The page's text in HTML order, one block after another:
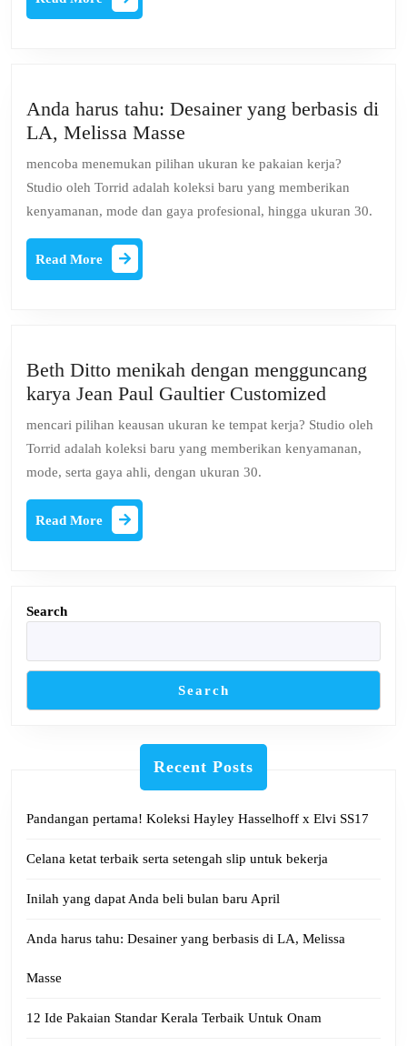
More
Anda harus tahu: Desainer yang berbasis di
LA, Melissa Masse
harus
tahu:
Desainer
yang
mencoba menemukan pilihan ukuran ke pakaian kerja?
Studio oleh Torrid adalah koleksi baru yang memberikan
kenyamanan, mode dan gaya profesional, hingga ukuran 30.
Read More
More
Beth Ditto menikah dengan mengguncang
karya Jean Paul Gaultier Customized
Ditto
mencari pilihan keausan ukuran ke tempat kerja? Studio oleh
Torrid adalah koleksi baru yang memberikan kenyamanan,
mode, serta gaya ahli, dengan ukuran 30.
Read More
More
Search
Search
Recent Posts
Pandangan pertama! Koleksi Hayley Hasselhoff x Elvi SS17
Celana ketat terbaik serta setengah slip untuk bekerja
Inilah yang dapat Anda beli bulan baru April
Anda harus tahu: Desainer yang berbasis di LA, Melissa
Masse
12 Ide Pakaian Standar Kerala Terbaik Untuk Onam